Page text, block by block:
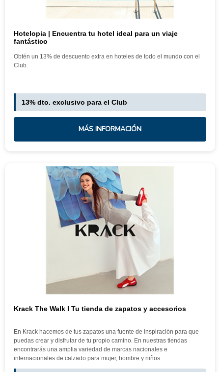
Hotelopia | Encuentra tu hotel ideal para un viaje
fantástico
Obtén un 13% de descuento extra en hoteles de todo el mundo con el
Club.
13% dto. exclusivo para el Club
MÁS INFORMACIÓN
Krack The Walk I Tu tienda de zapatos y accesorios
En Krack hacemos de tus zapatos una fuente de inspiración para que
puedas crear y disfrutar de tu propio camino. En nuestras tiendas
encontrarás una amplia variedad de marcas nacionales e
internacionales de calzado para mujer, hombre y niños.